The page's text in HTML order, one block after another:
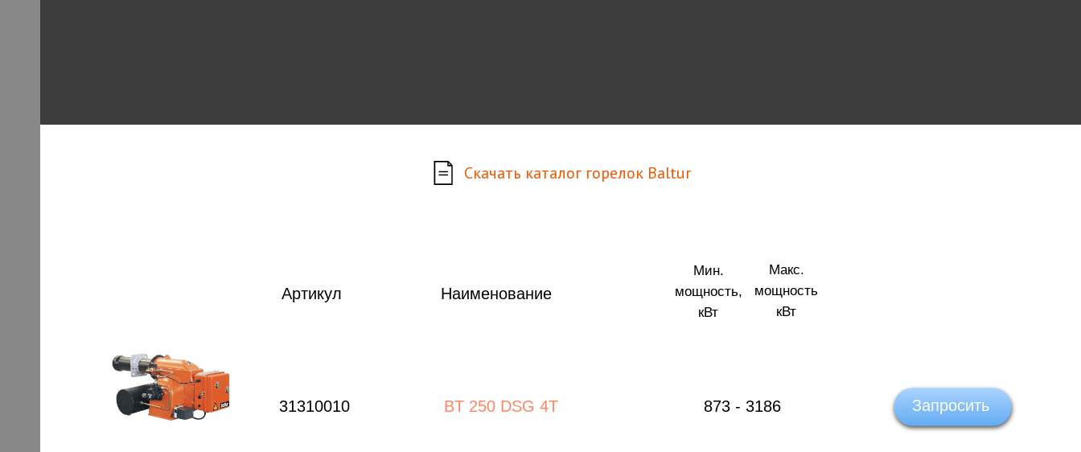
Скачать каталог горелок Baltur
Артикул
Мин.
мощность,
кВт
Макс.
мощность
кВт
Наименование
31310010 BT 250 DSG 4T 873 - 3186 Запросить